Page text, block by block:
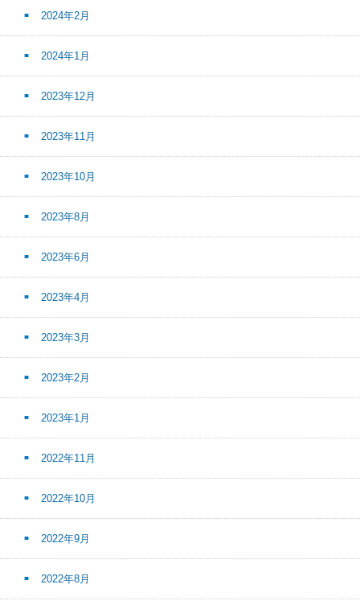
2024年2月
2024年1月
2023年12月
2023年11月
2023年10月
2023年8月
2023年6月
2023年4月
2023年3月
2023年2月
2023年1月
2022年11月
2022年10月
2022年9月
2022年8月